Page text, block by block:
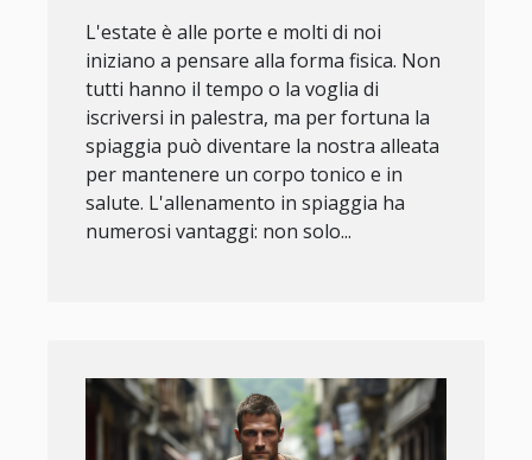
L'estate è alle porte e molti di noi
iniziano a pensare alla forma fisica. Non
tutti hanno il tempo o la voglia di
iscriversi in palestra, ma per fortuna la
spiaggia può diventare la nostra alleata
per mantenere un corpo tonico e in
salute. L'allenamento in spiaggia ha
numerosi vantaggi: non solo...